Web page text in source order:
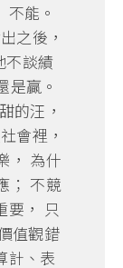
不能。
之後，
不談績
是贏。
的汪，
會裡，
， 為什
； 不競
要， 只
值觀錯
計、表